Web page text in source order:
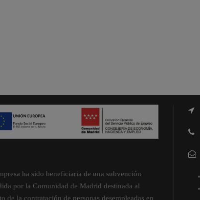
ha sido beneficiaria de una subvención
por la Comunidad de Madrid destinada al
de la contratación de personas desempleadas en